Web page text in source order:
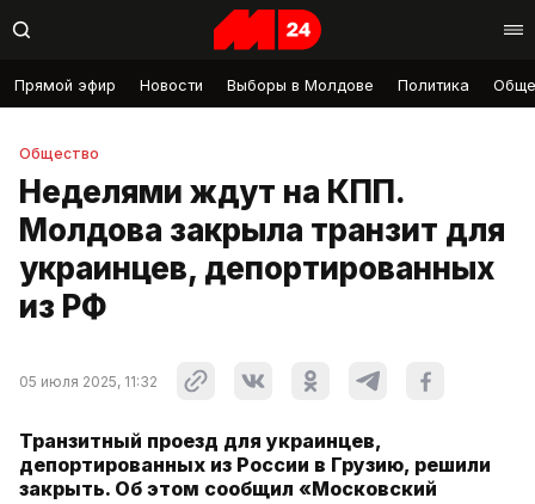
Прямой эфир Новости Выборы в Молдове Политика
Общество
Неделями ждут на КПП.
Молдова закрыла транзит для
украинцев, депортированных
из РФ
05 июля 2025, 11:32
Транзитный проезд для украинцев,
депортированных из России в Грузию, решили
закрыть. Об этом сообщил «Московский